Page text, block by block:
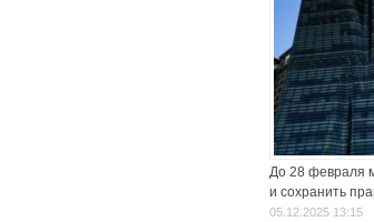
До 28 февраля
и сохранить
05.12.2025 13:15